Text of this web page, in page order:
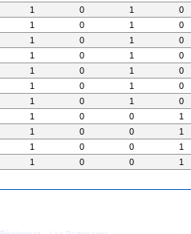
1 0 1 0
1 0 1 0
1 0 1 0
1 0 1 0
1 0 1 0
1 0 1 0
1 0 1 0
1 0 0 1
1 0 0 1
1 0 0 1
1 0 0 1